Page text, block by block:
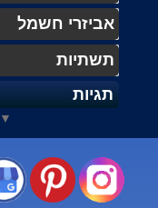
אביזרי חשמל
תשתיות
תגיות
▼